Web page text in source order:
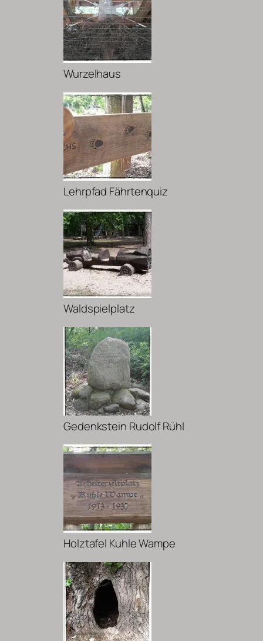
Wurzelhaus
Lehrpfad Fährtenquiz
Waldspielplatz
Gedenkstein Rudolf Rühl
Holztafel Kuhle Wampe